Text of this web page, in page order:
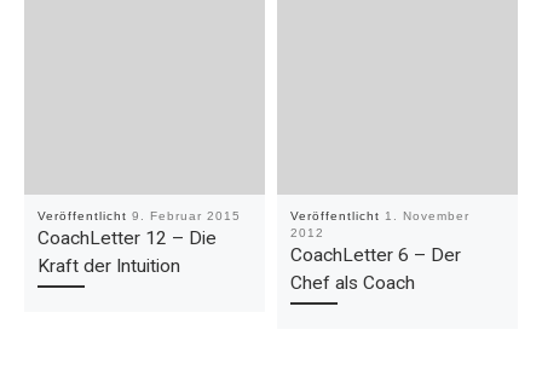
Veröffentlicht9. Februar 2015
CoachLetter 12 – Die
Kraft der Intuition
Veröffentlicht 1. November
2012
CoachLetter 6 – Der
Chef als Coach